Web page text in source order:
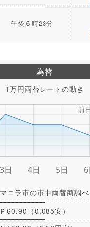
午後６時23分
為替
1万円両替レートの動き
マニラ市の市中両替商調べ
Ｐ60.90（0.085安）